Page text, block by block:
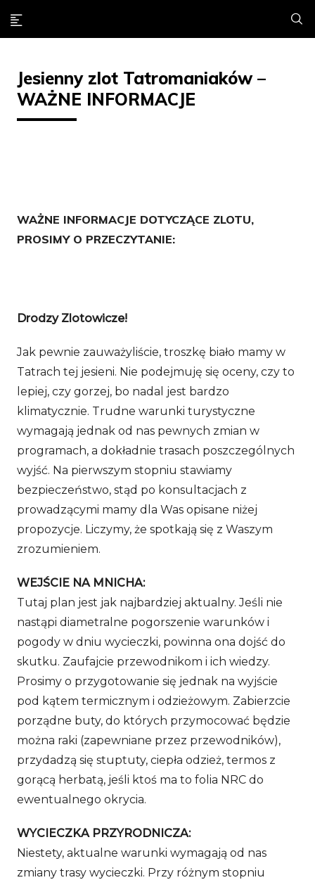
Jesienny zlot Tatromaniaków –
WAŻNE INFORMACJE
WAŻNE INFORMACJE DOTYCZĄCE ZLOTU,
PROSIMY O PRZECZYTANIE:
Drodzy Zlotowicze!
Jak pewnie zauważyliście, troszkę biało mamy w
Tatrach tej jesieni. Nie podejmuję się oceny, czy to
lepiej, czy gorzej, bo nadal jest bardzo
klimatycznie. Trudne warunki turystyczne
wymagają jednak od nas pewnych zmian w
programach, a dokładnie trasach poszczególnych
wyjść. Na pierwszym stopniu stawiamy
bezpieczeństwo, stąd po konsultacjach z
prowadzącymi mamy dla Was opisane niżej
propozycje. Liczymy, że spotkają się z Waszym
zrozumieniem.
WEJŚCIE NA MNICHA:
Tutaj plan jest jak najbardziej aktualny. Jeśli nie
nastąpi diametralne pogorszenie warunków i
pogody w dniu wycieczki, powinna ona dojść do
skutku. Zaufajcie przewodnikom i ich wiedzy.
Prosimy o przygotowanie się jednak na wyjście
pod kątem termicznym i odzieżowym. Zabierzcie
porządne buty, do których przymocować będzie
można raki (zapewniane przez przewodników),
przydadzą się stuptuty, ciepła odzież, termos z
gorącą herbatą, jeśli ktoś ma to folia NRC do
ewentualnego okrycia.
WYCIECZKA PRZYRODNICZA:
Niestety, aktualne warunki wymagają od nas
zmiany trasy wycieczki. Przy różnym stopniu